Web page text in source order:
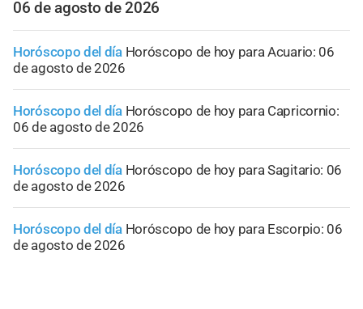
06 de agosto de 2026
Horóscopo del día Horóscopo de hoy para Acuario: 06
de agosto de 2026
Horóscopo del día Horóscopo de hoy para Capricornio:
06 de agosto de 2026
Horóscopo del día Horóscopo de hoy para Sagitario: 06
de agosto de 2026
Horóscopo del día Horóscopo de hoy para Escorpio: 06
de agosto de 2026